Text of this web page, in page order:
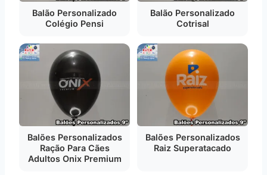
Balão Personalizado
Colégio Pensi
Balão Personalizado
Cotrisal
Balões Personalizados
Ração Para Cães
Adultos Onix Premium
Balões Personalizados
Raiz Superatacado